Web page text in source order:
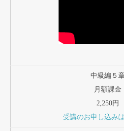
中級編５
月額課金
2,250円
受講のお申し込み